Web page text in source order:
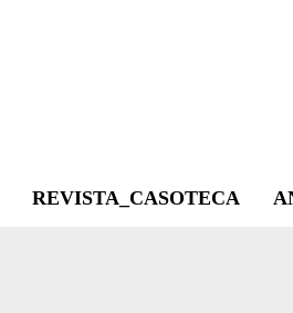
REVISTA_CASOTECA